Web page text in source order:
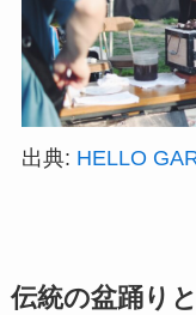
出典: HELLO
伝統の盆踊り